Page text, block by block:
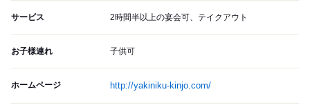
サービス 2時間半以上の宴会可、テイクアウト
お子様連れ 子供可
ホームページ http://yakiniku-kinjo.com/